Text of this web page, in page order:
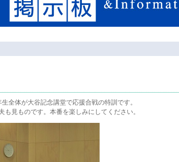
全体が大谷記念講堂で応援合戦の特訓です。
見ものです。本番を楽しみにしてください。